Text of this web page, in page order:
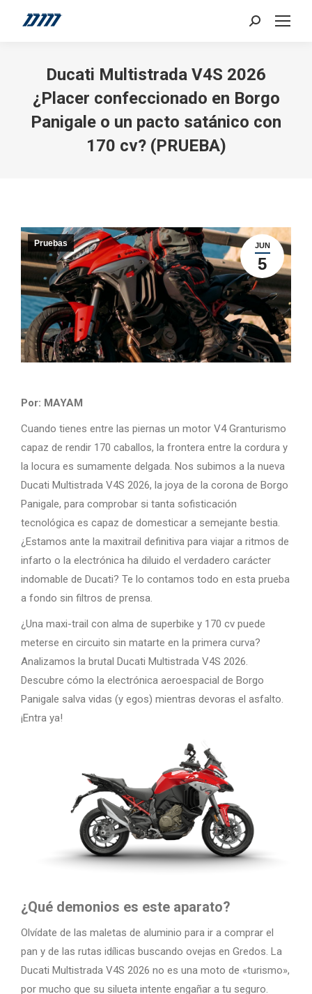
Search:
Ducati Multistrada V4S 2026
¿Placer confeccionado en Borgo
Panigale o un pacto satánico con
170 cv? (PRUEBA)
JUN
5
Pruebas
Por: MAYAM
Cuando tienes entre las piernas un motor V4 Granturismo
capaz de rendir 170 caballos, la frontera entre la cordura y
la locura es sumamente delgada. Nos subimos a la nueva
Ducati Multistrada V4S 2026, la joya de la corona de Borgo
Panigale, para comprobar si tanta sofisticación
tecnológica es capaz de domesticar a semejante bestia.
¿Estamos ante la maxitrail definitiva para viajar a ritmos de
infarto o la electrónica ha diluido el verdadero carácter
indomable de Ducati? Te lo contamos todo en esta prueba
a fondo sin filtros de prensa.
¿Una maxi-trail con alma de superbike y 170 cv puede
meterse en circuito sin matarte en la primera curva?
Analizamos la brutal Ducati Multistrada V4S 2026.
Descubre cómo la electrónica aeroespacial de Borgo
Panigale salva vidas (y egos) mientras devoras el asfalto.
¡Entra ya!
¿Qué demonios es este aparato?
Olvídate de las maletas de aluminio para ir a comprar el
pan y de las rutas idílicas buscando ovejas en Gredos. La
Ducati Multistrada V4S 2026 no es una moto de «turismo»,
por mucho que su silueta intente engañar a tu seguro.